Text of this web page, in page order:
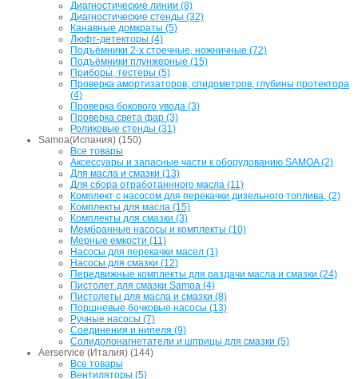
Диагностические линии (8)
Диагностические стенды (32)
Канавные домкраты (5)
Люфт-детекторы (4)
Подъёмники 2-х стоечные, ножничные (72)
Подъёмники плунжерные (15)
Приборы, тестеры (5)
Проверка амортизаторов, спидометров, глубины протектора
(4)
Проверка бокового увода (3)
Проверка света фар (3)
Роликовые стенды (31)
Samoa(Испания) (150)
Все товары
Аксессуары и запасные части к оборудованию SAMOA (2)
Для масла и смазки (13)
Для сбора отработаннного масла (11)
Комплект с насосом для перекачки дизельного топлива, (2)
Комплекты для масла (15)
Комплекты для смазки (3)
Мембранные насосы и комплекты (10)
Мерные емкости (11)
Насосы для перекачки масел (1)
Насосы для смазки (12)
Передвижные комплекты для раздачи масла и смазки (24)
Пистолет для смазки Samoa (4)
Пистолеты для масла и смазки (8)
Поршневые бочковые насосы (13)
Ручные насосы (7)
Соединения и нипеля (9)
Солидолонагнетатели и шприцы для смазки (5)
Aerservice (Италия) (144)
Все товары
Вентиляторы (5)